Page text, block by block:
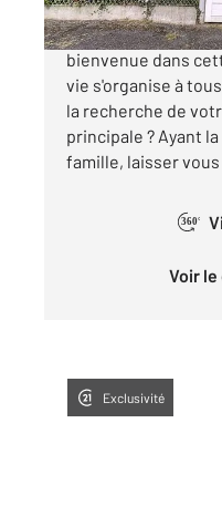
« L'AIR DU TEMPS
bienvenue dans
vie s'organise à
la recherche de
principale ? Ayant
famille, laisser
360°
Voir
Exclusivité